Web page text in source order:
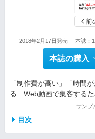
前
2018年2月17日発売 本誌：
本誌の購入
「制作費が高い」「時間
る Web動画で集客するた
サンプ
目次